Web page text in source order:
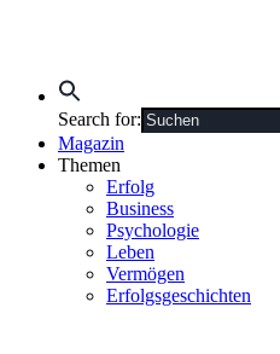
Search for:
Magazin
Themen
Erfolg
Business
Psychologie
Leben
Vermögen
Erfolgsgeschichten